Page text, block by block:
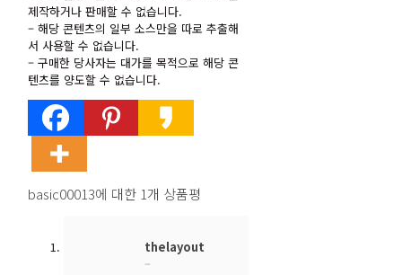
제작문의:02-336-1476 ㅣ 이메일 문의:
thelayout07@naver.com
주소:본사:서울특별시 은평구 연서로34가길 14,
402호 | 인쇄:서울특별시 중구 수표로 7, 102호
Copyrightⓒ 2007-2021 thelayout.co.kr. all
rights rederved